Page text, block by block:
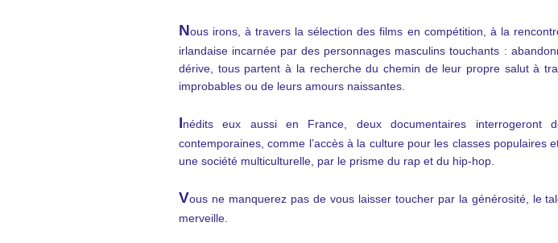
Nous irons, à travers la sélection des films en compétition, à la
irlandaise incarnée par des personnages masculins touchants :
dérive, tous partent à la recherche du chemin de leur propre salut à
improbables ou de leurs amours naissantes.
Inédits eux aussi en France, deux documentaires interrogeront
contemporaines, comme l’accès à la culture pour les classes populaires
une société multiculturelle, par le prisme du rap et du hip-hop.
Vous ne manquerez pas de vous laisser toucher par la générosité, le
merveille.